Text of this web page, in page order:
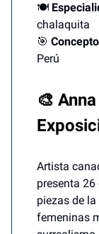
🍽️
chalaquita
🎯 Concepto
Perú
🎨
Artista
presenta
piezas de
femeninas